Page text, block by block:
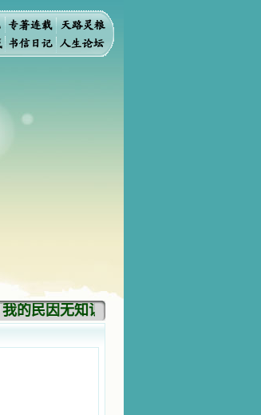
的民因无知识而灭亡。你弃掉知识，我